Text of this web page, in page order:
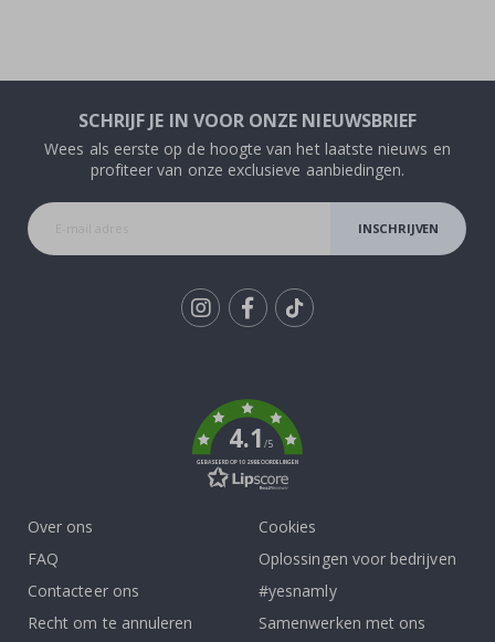
SCHRIJF JE IN VOOR ONZE NIEUWSBRIEF
Wees als eerste op de hoogte van het laatste nieuws en
profiteer van onze exclusieve aanbiedingen.
INSCHRIJVEN
4.1/5
GEBASEERD OP 1029 BEOORDELINGEN
Over ons
FAQ
Contacteer ons
Recht om te annuleren
Cookies
Oplossingen voor bedrijven
#yesnamly
Samenwerken met ons